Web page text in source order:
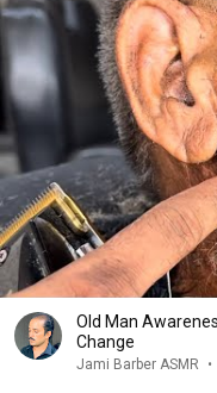
Old Man
Change
Jami Barber ASMR •